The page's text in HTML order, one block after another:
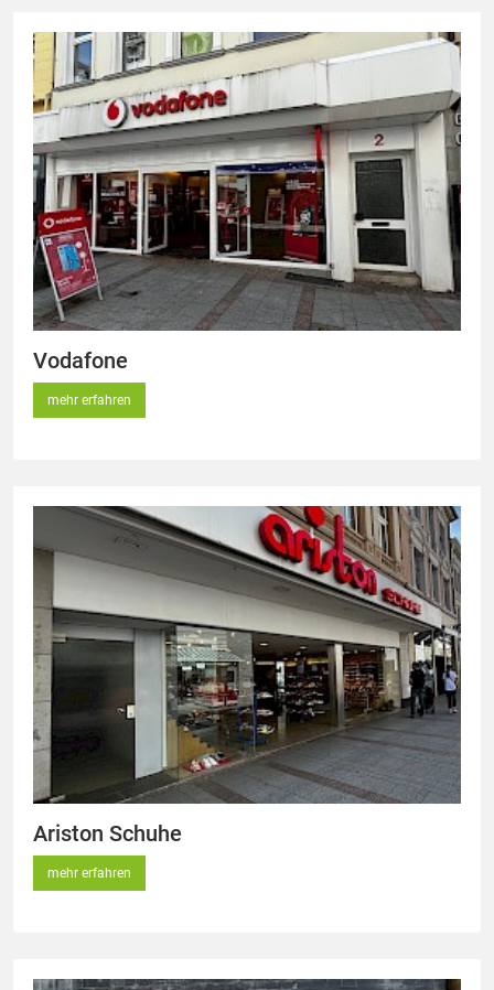
Vodafone
mehr erfahren
Ariston Schuhe
mehr erfahren